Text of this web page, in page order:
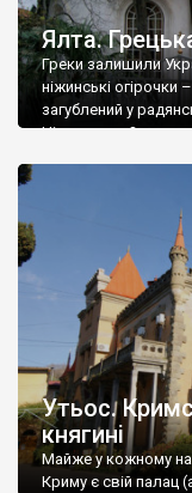
Ялта.
Греки залишили
ніжинські огірочки
загублений у
Ніжин греки?
Утьос.
княгині
Майже у кожному
Криму є свій палац